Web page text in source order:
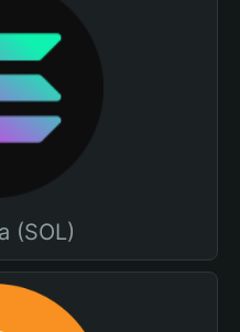
(SOL)